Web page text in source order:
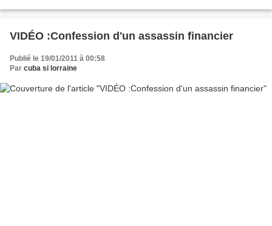
VIDÉO :Confession d'un assassin financier
Publié le 19/01/2011 à 00:58
Par cuba si lorraine